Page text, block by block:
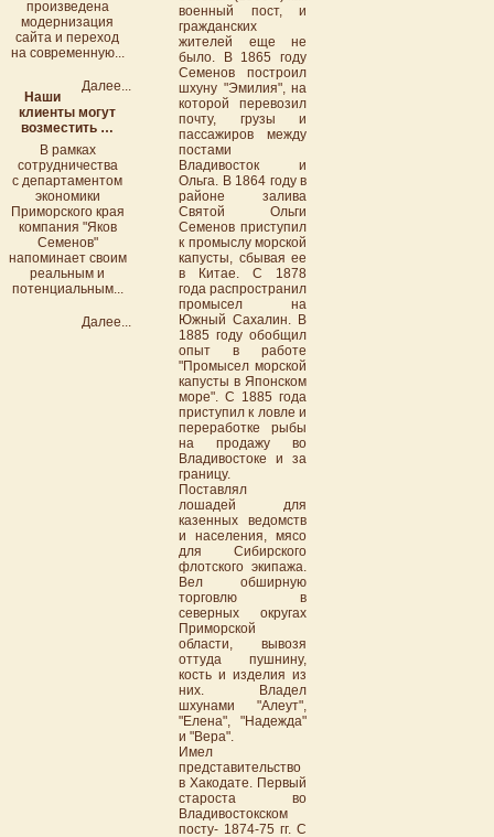
произведена
модернизация
сайта и переход
на современную...
Далее...
Наши
клиенты могут
возместить …
В рамках
сотрудничества
с департаментом
экономики
Приморского края
компания "Яков
Семенов"
напоминает своим
реальным и
потенциальным...
Далее...
военный пост, и
гражданских
жителей еще не
было. В 1865 году
Семенов построил
шхуну "Эмилия", на
которой перевозил
почту, грузы и
пассажиров между
постами
Владивосток и
Ольга. В 1864 году в
районе залива
Святой Ольги
Семенов приступил
к промыслу морской
капусты, сбывая ее
в Китае. С 1878
года распространил
промысел на
Южный Сахалин. В
1885 году обобщил
опыт в работе
"Промысел морской
капусты в Японском
море". С 1885 года
приступил к ловле и
переработке рыбы
на продажу во
Владивостоке и за
границу.
Поставлял
лошадей для
казенных ведомств
и населения, мясо
для Сибирского
флотского экипажа.
Вел обширную
торговлю в
северных округах
Приморской
области, вывозя
оттуда пушнину,
кость и изделия из
них. Владел
шхунами "Алеут",
"Елена", "Надежда"
и "Вера".
Имел
представительство
в Хакодате. Первый
староста во
Владивостокском
посту- 1874-75 гг. С